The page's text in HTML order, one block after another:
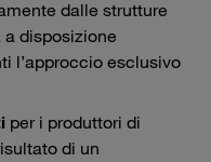
dalle strutture
a disposizione
l’approccio esclusivo
per i produttori di
di un